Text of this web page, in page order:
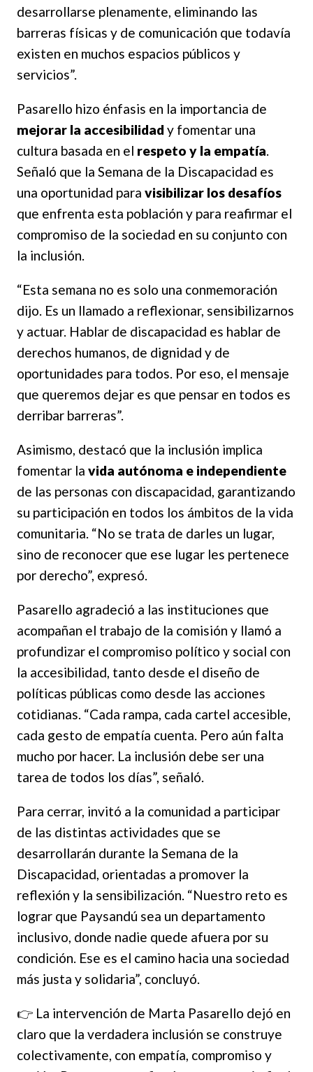
desarrollarse plenamente, eliminando las
barreras físicas y de comunicación que todavía
existen en muchos espacios públicos y
servicios”.
Pasarello hizo énfasis en la importancia de
mejorar la accesibilidad y fomentar una
cultura basada en el respeto y la empatía.
Señaló que la Semana de la Discapacidad es
una oportunidad para visibilizar los desafíos
que enfrenta esta población y para reafirmar el
compromiso de la sociedad en su conjunto con
la inclusión.
“Esta semana no es solo una conmemoración
dijo. Es un llamado a reflexionar, sensibilizarnos
y actuar. Hablar de discapacidad es hablar de
derechos humanos, de dignidad y de
oportunidades para todos. Por eso, el mensaje
que queremos dejar es que pensar en todos es
derribar barreras”.
Asimismo, destacó que la inclusión implica
fomentar la vida autónoma e independiente
de las personas con discapacidad, garantizando
su participación en todos los ámbitos de la vida
comunitaria. “No se trata de darles un lugar,
sino de reconocer que ese lugar les pertenece
por derecho”, expresó.
Pasarello agradeció a las instituciones que
acompañan el trabajo de la comisión y llamó a
profundizar el compromiso político y social con
la accesibilidad, tanto desde el diseño de
políticas públicas como desde las acciones
cotidianas. “Cada rampa, cada cartel accesible,
cada gesto de empatía cuenta. Pero aún falta
mucho por hacer. La inclusión debe ser una
tarea de todos los días”, señaló.
Para cerrar, invitó a la comunidad a participar
de las distintas actividades que se
desarrollarán durante la Semana de la
Discapacidad, orientadas a promover la
reflexión y la sensibilización. “Nuestro reto es
lograr que Paysandú sea un departamento
inclusivo, donde nadie quede afuera por su
condición. Ese es el camino hacia una sociedad
más justa y solidaria”, concluyó.
👉 La intervención de Marta Pasarello dejó en
claro que la verdadera inclusión se construye
colectivamente, con empatía, compromiso y